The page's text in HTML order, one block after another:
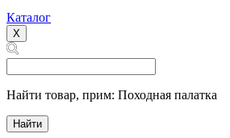
Каталог
X
Найти товар, прим: Походная палатка
Найти